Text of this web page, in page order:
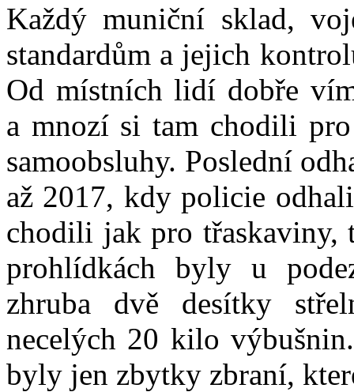
Každý muniční sklad,
standardům a jejich
Od místních lidí dobře
a mnozí si tam chodili
samoobsluhy. Poslední
až 2017, kdy policie
chodili jak pro třaskaviny,
prohlídkách byly u
zhruba dvě desítky
necelých 20 kilo
byly jen zbytky zbraní,